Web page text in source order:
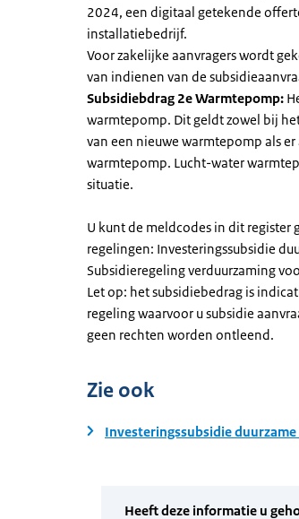
2024, een digitaal getekende
installatiebedrijf.
Voor zakelijke aanvragers wordt
van indienen van de
Subsidiebdrag 2e Warmtepomp:
warmtepomp. Dit geldt zowel bij
van een nieuwe warmtepomp als
warmtepomp. Lucht-water
situatie.
U kunt de meldcodes in dit register
regelingen: Investeringssubsidie
Subsidieregeling verduurzaming
Let op: het subsidiebedrag is
regeling waarvoor u subsidie
geen rechten worden ontleend.
Zie ook
Investeringssubsidie duurzame